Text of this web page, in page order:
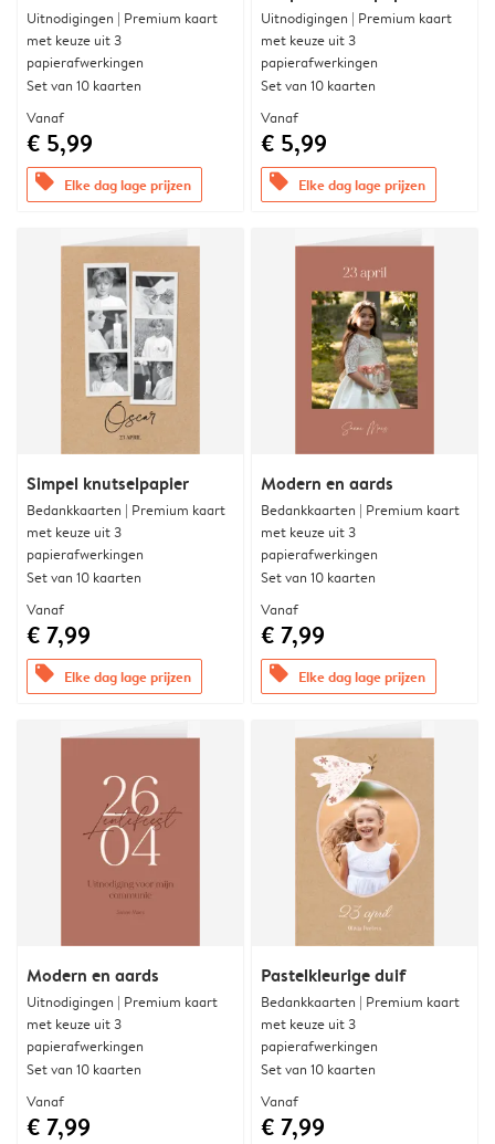
Uitnodigingen | Premium kaart
met keuze uit 3
papierafwerkingen
Set van 10 kaarten
Vanaf
€ 5,99
offers Elke dag lage prijzen
Uitnodigingen | Premium kaart
met keuze uit 3
papierafwerkingen
Set van 10 kaarten
Vanaf
€ 5,99
offers Elke dag lage prijzen
Simpel knutselpapier
Bedankkaarten | Premium kaart
met keuze uit 3
papierafwerkingen
Set van 10 kaarten
Vanaf
€ 7,99
offers Elke dag lage prijzen
Modern en aards
Bedankkaarten | Premium kaart
met keuze uit 3
papierafwerkingen
Set van 10 kaarten
Vanaf
€ 7,99
offers Elke dag lage prijzen
Modern en aards
Uitnodigingen | Premium kaart
met keuze uit 3
papierafwerkingen
Set van 10 kaarten
Vanaf
€ 7,99
Pastelkleurige duif
Bedankkaarten | Premium kaart
met keuze uit 3
papierafwerkingen
Set van 10 kaarten
Vanaf
€ 7,99